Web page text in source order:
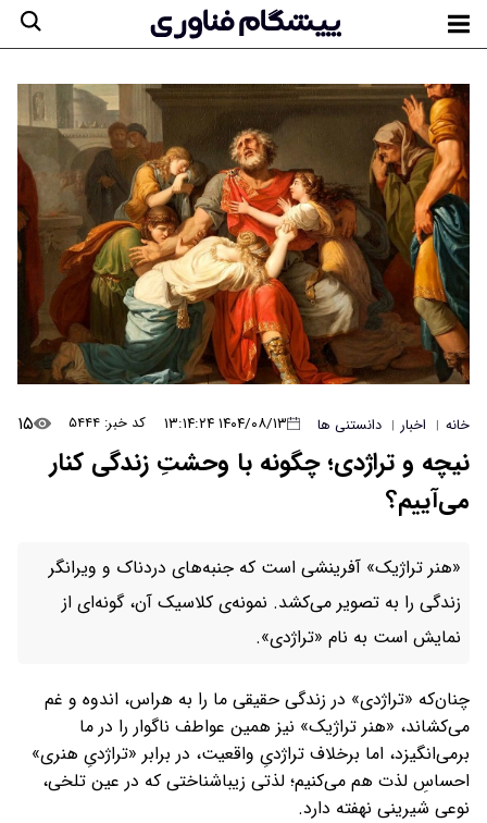
خانه | اخبار | دانستنی ها ۱۴۰۴/۰۸/۱۳ ۱۳:۱۴:۲۴ کد خبر: ۵۴۴۴ ۱۵
نیچه و تراژدی؛ چگونه با وحشتِ زندگی کنار
می‌آییم؟
«هنر تراژیک» آفرینشی است که جنبه‌های دردناک و ویرانگر
زندگی را به تصویر می‌کشد. نمونه‌ی کلاسیک آن، گونه‌ای از
نمایش است به نام «تراژدی».
چنان‌که «تراژدی» در زندگی حقیقی ما را به هراس، اندوه و غم
می‌کشاند، «هنر تراژیک» نیز همین عواطف ناگوار را در ما
برمی‌انگیزد، اما برخلاف تراژدیِ واقعیت، در برابر «تراژدیِ هنری»
احساسِ لذت هم می‌کنیم؛ لذتی زیباشناختی که در عین تلخی،
نوعی شیرینی نهفته دارد.